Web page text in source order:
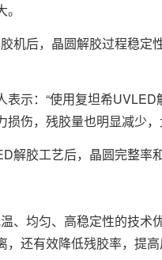
后，晶圆解胶过程稳定
示：“使用复坦希UVLED
损伤，残胶量也明显减少
胶工艺后，晶圆完整率和
均匀、高稳定性的技术
还有效降低残胶率，提高